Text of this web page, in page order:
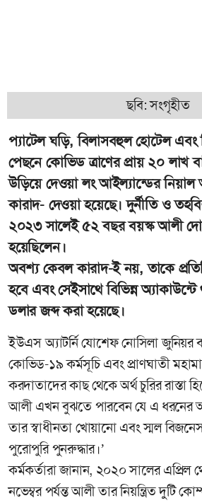
ছবি: সংগৃহীত
প্যাটেল ঘড়ি, বিলাসবহুল হোটেল এবং
পেছনে কোভিড ত্রাণের প্রায় ২০ লাখ
উড়িয়ে দেওয়া লং আইল্যান্ডের
কারাদ- দেওয়া হয়েছে। দুর্নীতি ও
২০২৩ সালেই ৫২ বছর বয়স্ক আলী
হয়েছিলেন।
অবশ্য কেবল কারাদ-ই নয়, তাকে
হবে এবং সেইসাথে বিভিন্ন
ডলার জব্দ করা হয়েছে।
ইউএস অ্যাটর্নি যোশেফ নোসিলা জুনিয়র
কোভিড-১৯ কর্মসূচি এবং প্রাণঘাতী
করদাতাদের কাছ থেকে অর্থ চুরির রাস্তা
আলী এখন বুঝতে পারবেন যে এ ধরনের
তার স্বাধীনতা খোয়ানো এবং স্মল
পুরোপুরি পুনরুদ্ধার।’
কর্মকর্তারা জানান, ২০২০ সালের এপ্রিল
নভেম্বর পর্যন্ত আলী তার নিয়ন্ত্রিত দুটি